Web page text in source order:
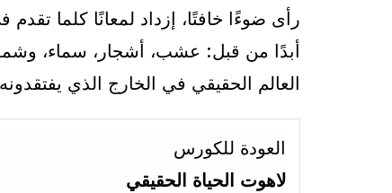
رأى ضوءًا خافتًا، إزداد لمعانًا كلما
أبدًا من قبل: عشب، أشجار، سماء،
العالم الحقيقي في الخارج الذي
العودة للكورس
لاهوت الحياة الحقيقي